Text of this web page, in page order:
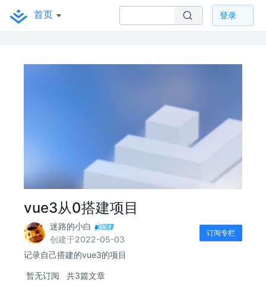
首页 登录
vue3从0搭建项目
迷路的小白
创建于2022-05-03
订阅专栏
记录自己搭建的vue3的项目
暂无订阅 共3篇文章